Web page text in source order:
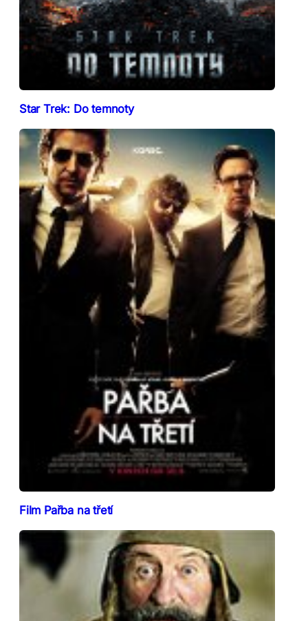
Star Trek: Do temnoty
Film Pařba na třetí